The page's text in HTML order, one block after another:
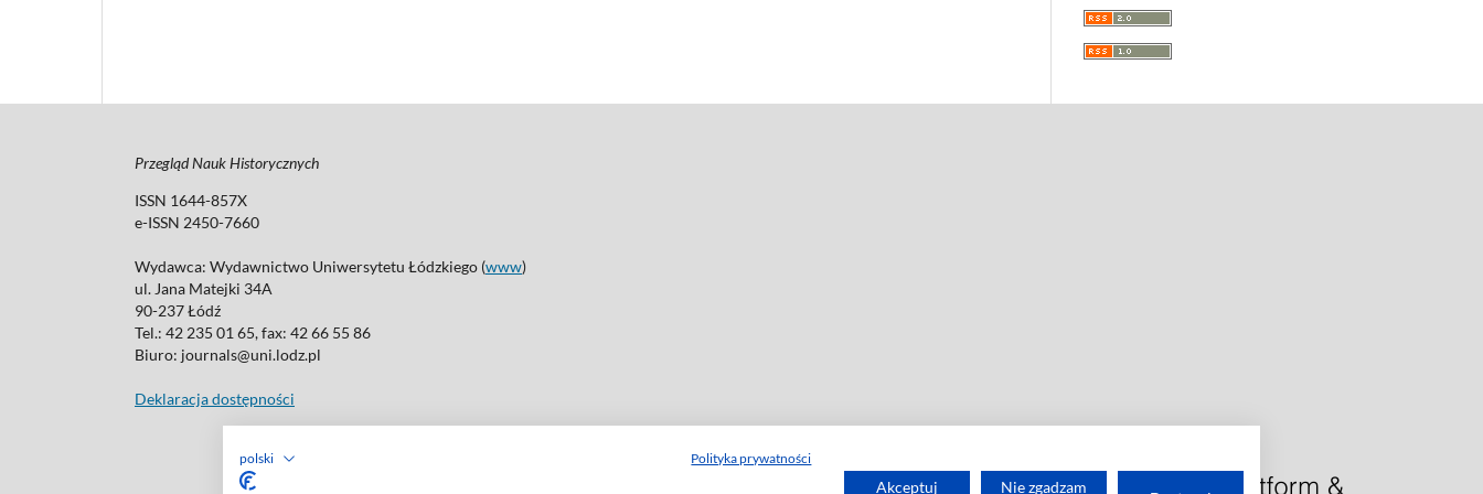
polski Polityka prywatności
Akceptuj Nie zgadzam
Przegląd Nauk Historycznych
ISSN 1644-857X
e-ISSN 2450-7660
Wydawca: Wydawnictwo Uniwersytetu Łódzkiego (www)
ul. Jana Matejki 34A
90-237 Łódź
Tel.: 42 235 01 65, fax: 42 66 55 86
Biuro: journals@uni.lodz.pl
Deklaracja dostępności